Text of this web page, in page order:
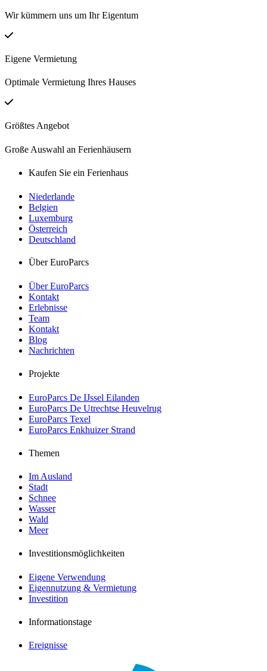
Wir kümmern uns um Ihr Eigentum
Eigene Vermietung
Optimale Vermietung Ihres Hauses
Größtes Angebot
Große Auswahl an Ferienhäusern
Kaufen Sie ein Ferienhaus
Niederlande
Belgien
Luxemburg
Österreich
Deutschland
Über EuroParcs
Über EuroParcs
Kontakt
Erlebnisse
Team
Kontakt
Blog
Nachrichten
Projekte
EuroParcs De IJssel Eilanden
EuroParcs De Utrechtse Heuvelrug
EuroParcs Texel
EuroParcs Enkhuizer Strand
Themen
Im Ausland
Stadt
Schnee
Wasser
Wald
Meer
Investitionsmöglichkeiten
Eigene Verwendung
Eigennutzung & Vermietung
Investition
Informationstage
Ereignisse